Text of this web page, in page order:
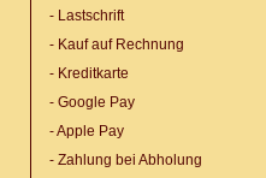
- Lastschrift
- Kauf auf Rechnung
- Kreditkarte
- Google Pay
- Apple Pay
- Zahlung bei Abholung